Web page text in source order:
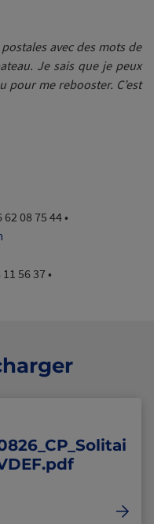
avec des mots de
Je sais que je peux
pour me rebooster. C’est
62 08 75 44 •
11 56 37•